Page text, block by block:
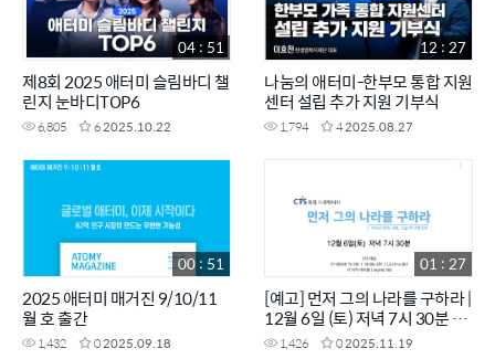
제8회 2025 애터미 슬림바디 챌
린지 눈바디TOP6
6,805 62025.10.22
04 : 51
나눔의 애터미-한부모 통합 지원
센터 설립 추가 지원 기부식
1,794 42025.08.27
12 : 27
2025 애터미 매거진 9/10/11
월 호 출간
1,432 02025.09.18
00 : 51
[예고] 먼저 그의 나라를 구하라 |
12월 6일 (토) 저녁 7시 30분 방
송 | 140년 전의 사랑, 오늘의 사
1,426 02025.11.19
01 : 27